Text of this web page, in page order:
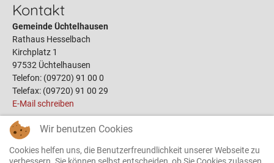
Kontakt
Gemeinde Üchtelhausen
Rathaus Hesselbach
Kirchplatz 1
97532 Üchtelhausen
Telefon: (09720) 91 00 0
Telefax: (09720) 91 00 29
E-Mail schreiben
Links
Öffnungszeiten
Wir benutzen Cookies
Cookies helfen uns, die Benutzerfreundlichkeit unserer Webseite zu